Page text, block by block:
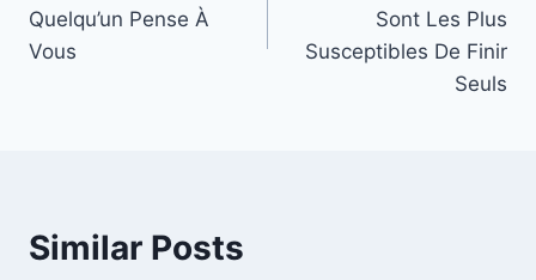
Quelqu’un Pense À
Vous
Sont Les Plus
Susceptibles De Finir
Seuls
Similar Posts